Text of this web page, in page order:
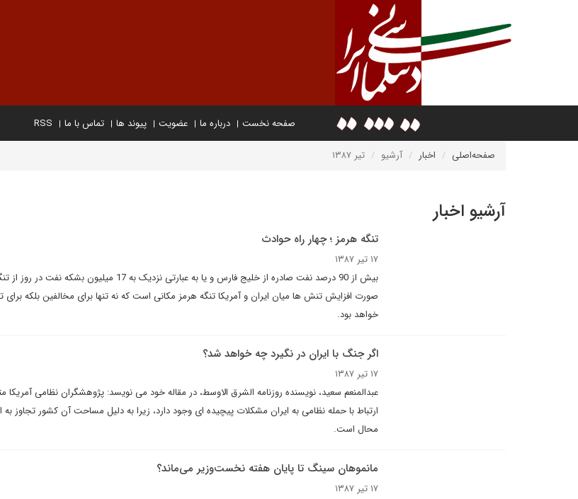
صفحه نخست درباره ما عضویت پیوند ها تماس با ما RSS
صفحه‌اصلی اخبار آرشیو تیر ۱۳۸۷
آرشیو اخبار
تنگه هرمز ؛ چهار راه حوادث
۱۷ تیر ۱۳۸۷
بیش از 90 درصد نفت صادره از خلیج فارس و یا به عبارتی نزدیک به
صورت افزایش تنش ها میان ایران و آمریکا تنگه هرمز مکانی است که نه تنها برای مخالفین بلکه برای
خواهد بود.
اگر جنگ با ايران در نگيرد چه خواهد شد؟
۱۷ تیر ۱۳۸۷
عبدالمنعم سعید، نویسنده روزنامه الشرق الاوسط، در مقاله خود می نویسد: پژوهشگران نظامى آمريکا
ارتباط با حمله نظامی به ایران مشکلات پيچيده اى وجود دارد، زيرا به دليل مساحت آن کشور تجاوز به
محال است.
مانموهان سینگ تا پایان هفته نخست‌وزیر می‌ماند؟
۱۷ تیر ۱۳۸۷